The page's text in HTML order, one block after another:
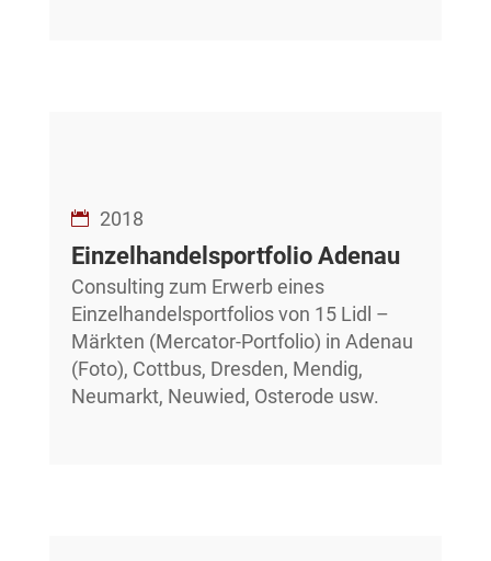
2018
Einzelhandelsportfolio Adenau
Consulting zum Erwerb eines
Einzelhandelsportfolios von 15 Lidl –
Märkten (Mercator-Portfolio) in Adenau
(Foto), Cottbus, Dresden, Mendig,
Neumarkt, Neuwied, Osterode usw.